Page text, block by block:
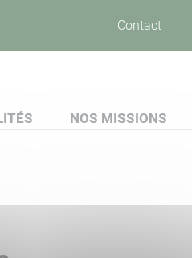
Contact
NOS MISSIONS